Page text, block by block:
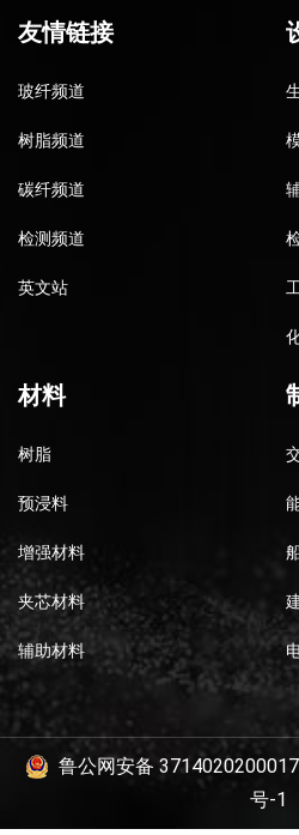
友情链接
玻纤频道
树脂频道
碳纤频道
检测频道
英文站
材料
树脂
预浸料
增强材料
夹芯材料
辅助材料
鲁公网安备
号-1